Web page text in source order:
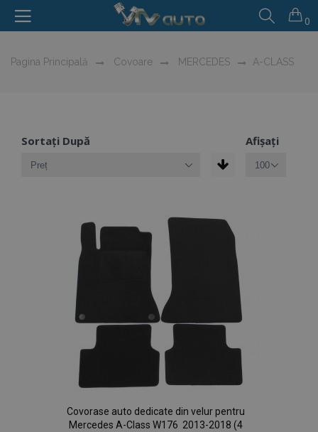
0
Pagina Principală Covoare MERCEDES A-CLASS
Sortați După Afișați
Covorase auto dedicate din velur pentru
Mercedes A-Class W176 2013-2018 (4